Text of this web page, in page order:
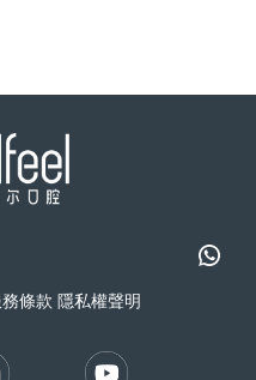
條款 隱私權聲明